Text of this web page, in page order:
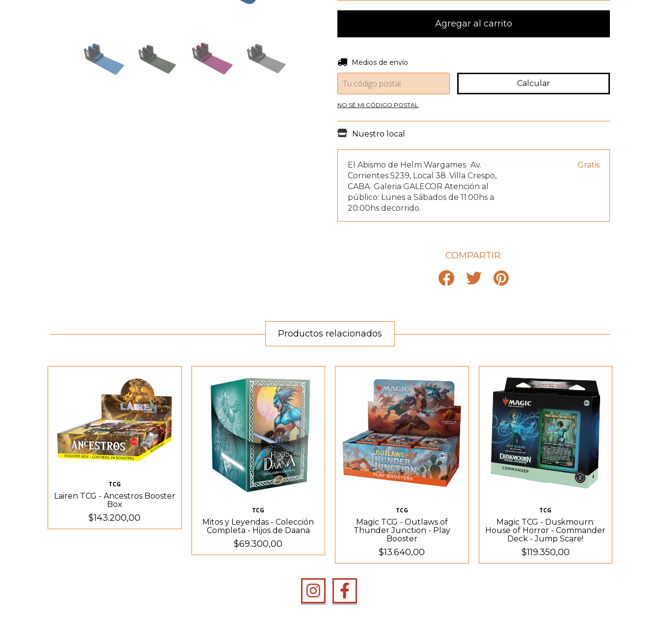
Entregas para el CP:
Medios de envío
Calcular
NO SÉ MI CÓDIGO POSTAL
Nuestro local
El Abismo de Helm Wargames Av.
Corrientes 5239, Local 38. Villa Crespo,
CABA. Galeria GALECOR Atención al
público: Lunes a Sábados de 11:00hs a
20:00hs decorrido.
Gratis
COMPARTIR:
Productos relacionados
TCG
Lairen TCG - Ancestros Booster
Box
$143.200,00
TCG
Mitos y Leyendas - Colección
Completa - Hijos de Daana
$69.300,00
TCG
Magic TCG - Outlaws of
Thunder Junction - Play
Booster
$13.640,00
TCG
Magic TCG - Duskmourn:
House of Horror - Commander
Deck - Jump Scare!
$119.350,00